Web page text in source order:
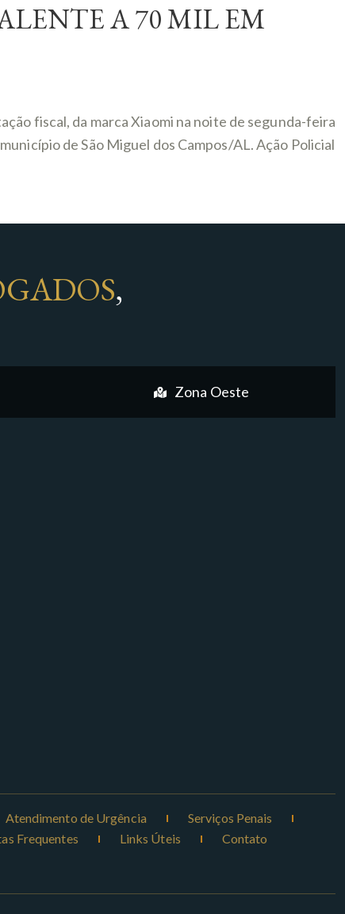
A 70 MIL EM
fiscal, da marca Xiaomi na noite de segunda-feira
de São Miguel dos Campos/AL. Ação Policial
,
Zona Oeste
Atendimento de Urgência
Serviços Penais
Frequentes Links Úteis Contato